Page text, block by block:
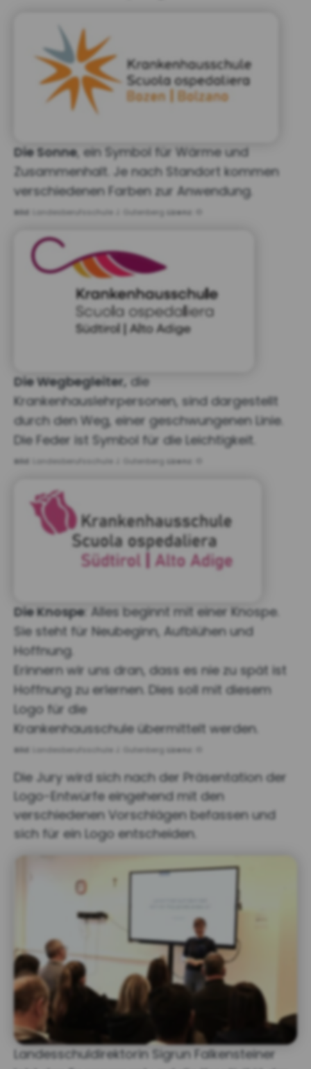
Die Sonne , ein Symbol für Wärme und
Zusammenhalt. Je nach Standort kommen
verschiedenen Farben zur Anwendung.
Bild: Landesberufsschule J. Gutenberg Lizenz:
Die Wegbegleiter, die
Krankenhauslehrpersonen, sind dargestellt
durch den Weg, einer geschwungenen Linie.
Die Feder ist Symbol für die Leichtigkeit.
Bild: Landesberufsschule J. Gutenberg Lizenz:
Die Knospe : Alles beginnt mit einer Knospe.
Sie steht für Neubeginn, Aufblühen und
Hoffnung.
Erinnern wir uns dran, dass es nie zu spät ist
Hoffnung zu erlernen. Dies soll mit diesem
Logo für die
Krankenhausschule übermittelt werden.
Bild: Landesberufsschule J. Gutenberg Lizenz:
Die Jury wird sich nach der Präsentation der
Logo-Entwürfe eingehend mit den
verschiedenen Vorschlägen befassen und
sich für ein Logo entscheiden.
Landesschuldirektorin Sigrun Falkensteiner